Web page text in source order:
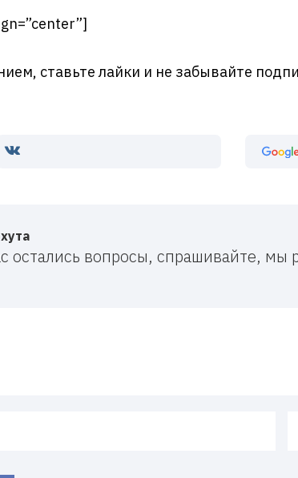
ставьте лайки и не забывайте
остались вопросы, спрашивайте,